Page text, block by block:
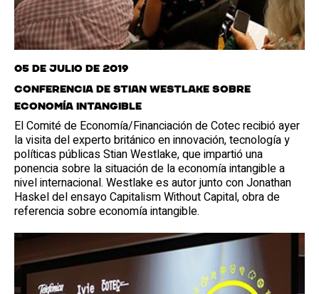
05 de julio de 2019
Conferencia de Stian Westlake sobre
economía intangible
El Comité de Economía/Financiación de Cotec recibió ayer
la visita del experto británico en innovación, tecnología y
políticas públicas Stian Westlake, que impartió una
ponencia sobre la situación de la economía intangible a
nivel internacional. Westlake es autor junto con Jonathan
Haskel del ensayo Capitalism Without Capital, obra de
referencia sobre economía intangible.